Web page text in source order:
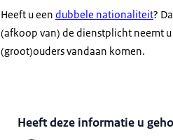
Heeft u een dubbele nationaliteit?
(afkoop van) de dienstplicht neemt
(groot)ouders vandaan komen.
Heeft deze informatie u